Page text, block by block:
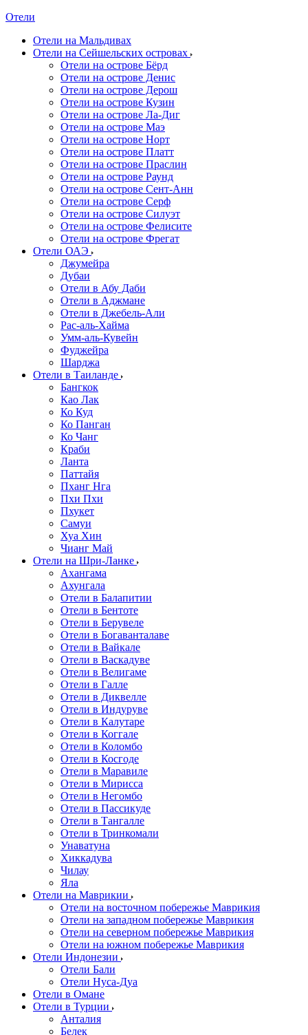
Отели
Отели на Мальдивах
Отели на Сейшельских островах
Отели на острове Бёрд
Отели на острове Денис
Отели на острове Дерош
Отели на острове Кузин
Отели на острове Ла-Диг
Отели на острове Маэ
Отели на острове Норт
Отели на острове Платт
Отели на острове Праслин
Отели на острове Раунд
Отели на острове Сент-Анн
Отели на острове Серф
Отели на острове Силуэт
Отели на острове Фелисите
Отели на острове Фрегат
Отели ОАЭ
Джумейра
Дубаи
Отели в Абу Даби
Отели в Аджмане
Отели в Джебель-Али
Рас-аль-Хайма
Умм-аль-Кувейн
Фуджейра
Шарджа
Отели в Таиланде
Бангкок
Као Лак
Ко Куд
Ко Панган
Ко Чанг
Краби
Ланта
Паттайя
Пханг Нга
Пхи Пхи
Пхукет
Самуи
Хуа Хин
Чианг Май
Отели на Шри-Ланке
Ахангама
Ахунгала
Отели в Балапитии
Отели в Бентоте
Отели в Берувеле
Отели в Богаванталаве
Отели в Вайкале
Отели в Васкадуве
Отели в Велигаме
Отели в Галле
Отели в Диквелле
Отели в Индуруве
Отели в Калутаре
Отели в Коггале
Отели в Коломбо
Отели в Косгоде
Отели в Маравиле
Отели в Мирисса
Отели в Негомбо
Отели в Пассикуде
Отели в Тангалле
Отели в Тринкомали
Унаватуна
Хиккадува
Чилау
Яла
Отели на Маврикии
Отели на восточном побережье Маврикия
Отели на западном побережье Маврикия
Отели на северном побережье Маврикия
Отели на южном побережье Маврикия
Отели Индонезии
Отели Бали
Отели Нуса-Дуа
Отели в Омане
Отели в Турции
Анталия
Белек